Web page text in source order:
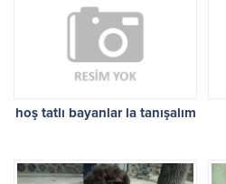
hoş tatlı bayanlar la tanışalım